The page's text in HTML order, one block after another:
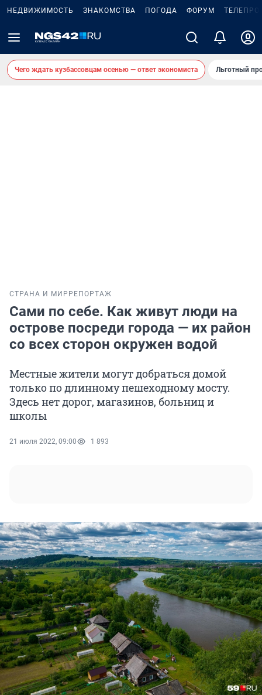
НЕДВИЖИМОСТЬ ЗНАКОМСТВА ПОГОДА ФОРУМ
Чего ждать кузбассовцам осенью — ответ экономиста Льготный
СТРАНА И МИР РЕПОРТАЖ
Сами по себе. Как живут люди на
острове посреди города — их район
со всех сторон окружен водой
Местные жители могут добраться домой
только по длинному пешеходному мосту.
Здесь нет дорог, магазинов, больниц и
школы
21 июля 2022, 09:00 1 893